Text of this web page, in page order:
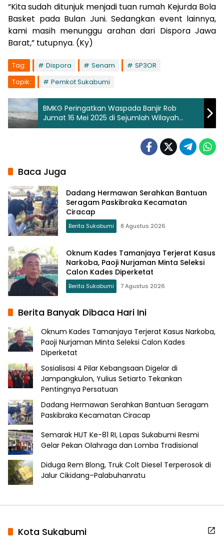
“Kita sudah ditunjuk menjadi tuan rumah Kejurda Bola
Basket pada Bulan Juni. Sedangkan event lainnya,
kami masih menunggu arahan dari Dispora Jawa
Barat,” tutupnya. (Ky)
Tag: Dispora Senam
SP3OR
Topik:
Pemkot Sukabumi
BMKG Peringatkan Waspada Banjir Rob
Jumat 16 Mei 2025 di Sejumlah Wilayah
Pesisir Indonesia
Baca Juga
Dadang Hermawan Serahkan Bantuan
Seragam Paskibraka Kecamatan
Ciracap
Berita Sukabumi 8 Agustus 2026
Oknum Kades Tamanjaya Terjerat Kasus
Narkoba, Paoji Nurjaman Minta Seleksi
Calon Kades Diperketat
Berita Sukabumi 7 Agustus 2026
Berita Banyak Dibaca Hari Ini
Oknum Kades Tamanjaya Terjerat Kasus Narkoba,
Paoji Nurjaman Minta Seleksi Calon Kades
Diperketat
Sosialisasi 4 Pilar Kebangsaan Digelar di
Jampangkulon, Yulius Setiarto Tekankan
Pentingnya Persatuan
Dadang Hermawan Serahkan Bantuan Seragam
Paskibraka Kecamatan Ciracap
Semarak HUT Ke-81 RI, Lapas Sukabumi Resmi
Gelar Pekan Olahraga dan Lomba Tradisional
Diduga Rem Blong, Truk Colt Diesel Terperosok di
Jalur Cikidang–Palabuhanratu
Kota Sukabumi